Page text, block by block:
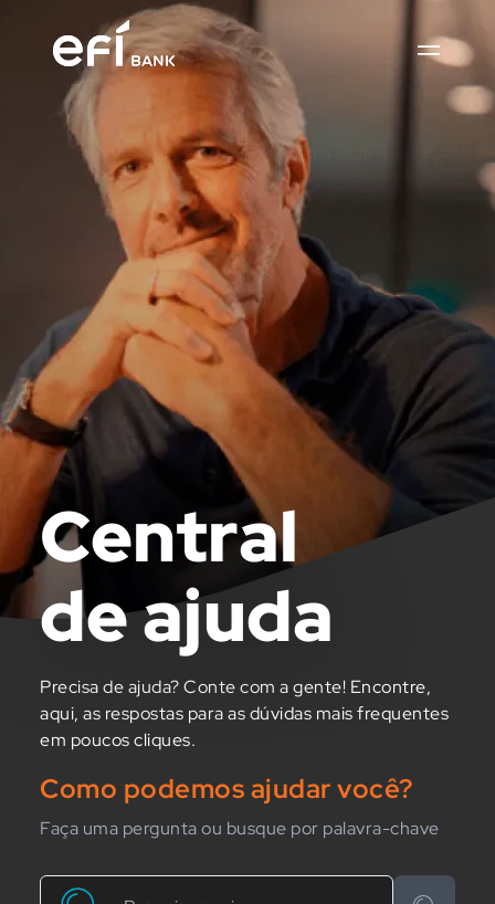
Central
de ajuda
Precisa de ajuda? Conte com a gente! Encontre,
aqui, as respostas para as dúvidas mais frequentes
em poucos cliques.
Como podemos ajudar você?
Faça uma pergunta ou busque por palavra-chave